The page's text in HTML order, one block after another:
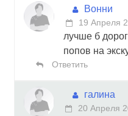
Вонни
19 Апреля
лучше б
попов на
Ответить
галина
20 Апреля